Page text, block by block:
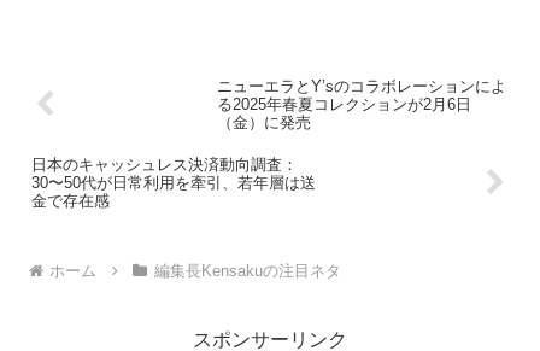
ニューエラとY’sのコラボレーションによ
る2025年春夏コレクションが2月6日
（金）に発売
日本のキャッシュレス決済動向調査：
30〜50代が日常利用を牽引、若年層は送
金で存在感
ホーム 編集長Kensakuの注目ネタ
スポンサーリンク